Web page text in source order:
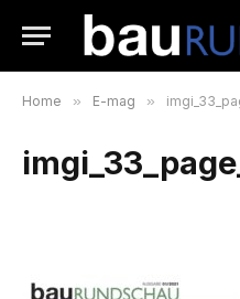
Home » E-mag »